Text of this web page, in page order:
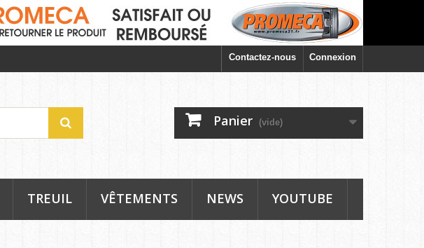
Connexion
Contactez-nous
Panier (vide)
TREUIL VÊTEMENTS NEWS YOUTUBE